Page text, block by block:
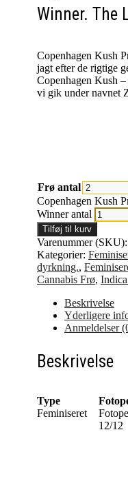
Winner. The
Copenhagen Kush
jagt efter de rigtige
Copenhagen Kush
vi gik under navnet
Frø antal
Copenhagen Kush
Winner antal
Tilføj til kurv
Varenummer (SKU):
Kategorier:
dyrkning.,
Cannabis Frø,
Beskrivelse
Yderligere
Anmeldelser
Beskrivelse
Type
Feminiseret
12/12